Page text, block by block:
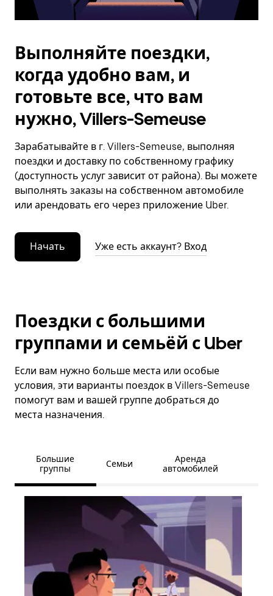
Выполняйте поездки,
когда удобно вам, и
готовьте все, что вам
нужно, Villers-Semeuse
Зарабатывайте в г. Villers-Semeuse, выполняя
поездки и доставку по собственному графику
(доступность услуг зависит от района). Вы можете
выполнять заказы на собственном автомобиле
или арендовать его через приложение Uber.
Начать Уже есть аккаунт? Вход
Поездки с большими
группами и семьёй с Uber
Если вам нужно больше места или особые
условия, эти варианты поездок в Villers-Semeuse
помогут вам и вашей группе добраться до
места назначения.
Большие
группы
Семьи
Аренда
автомобилей